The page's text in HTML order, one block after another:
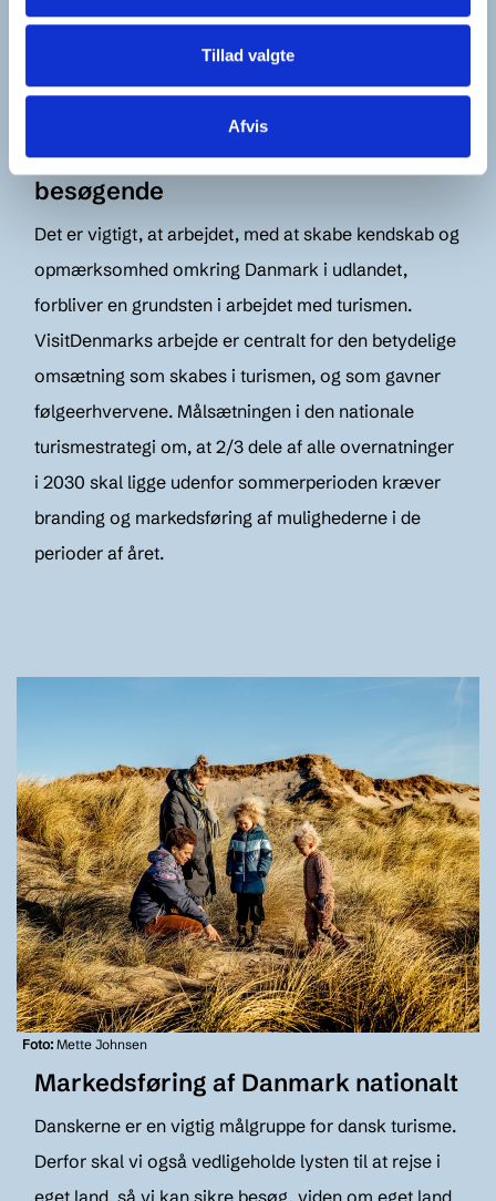
Tillad valgte
Afvis
Uden kendskab til landet ingen
besøgende
Det er vigtigt, at arbejdet, med at skabe kendskab og
opmærksomhed omkring Danmark i udlandet,
forbliver en grundsten i arbejdet med turismen.
VisitDenmarks arbejde er centralt for den betydelige
omsætning som skabes i turismen, og som gavner
følgeerhvervene. Målsætningen i den nationale
turismestrategi om, at 2/3 dele af alle overnatninger
i 2030 skal ligge udenfor sommerperioden kræver
branding og markedsføring af mulighederne i de
perioder af året.
Foto: Mette Johnsen
Markedsføring af Danmark nationalt
Danskerne er en vigtig målgruppe for dansk turisme.
Derfor skal vi også vedligeholde lysten til at rejse i